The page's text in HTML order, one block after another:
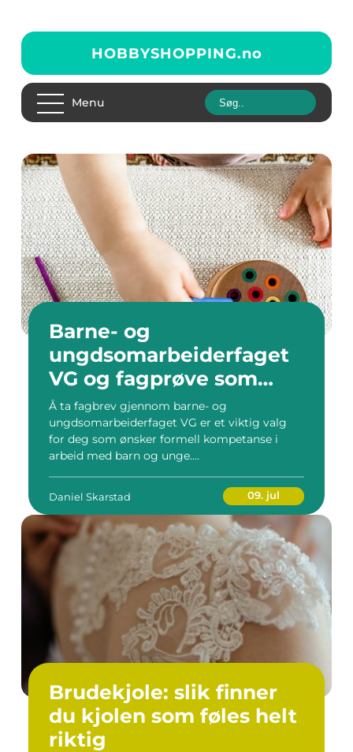
HOBBYSHOPPING.no
Menu
Barne- og
ungdsomarbeiderfaget
VG og fagprøve som
barne- og
ungdomsarbeider
Å ta fagbrev gjennom barne- og
ungdsomarbeiderfaget VG er et viktig valg
for deg som ønsker formell kompetanse i
arbeid med barn og unge....
Daniel Skarstad 09. jul
Brudekjole: slik finner
du kjolen som føles helt
riktig